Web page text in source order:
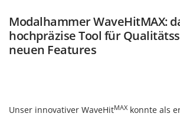
Modalhammer WaveHitMAX:
hochpräzise Tool für
neuen Features
Unser innovativer WaveHitMAX konnte als